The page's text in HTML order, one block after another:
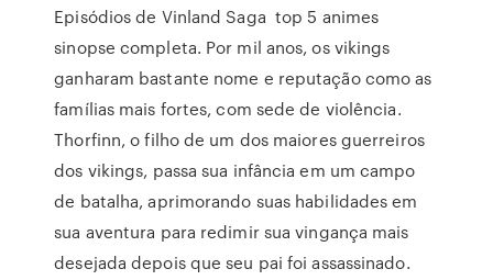
Episódios de Vinland Saga top 5 animes
sinopse completa. Por mil anos, os vikings
ganharam bastante nome e reputação como as
famílias mais fortes, com sede de violência.
Thorfinn, o filho de um dos maiores guerreiros
dos vikings, passa sua infância em um campo
de batalha, aprimorando suas habilidades em
sua aventura para redimir sua vingança mais
desejada depois que seu pai foi assassinado.